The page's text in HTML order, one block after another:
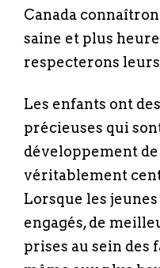
Canada
saine et plus
respecterons
Les enfants ont
précieuses qui
développement
véritablement
Lorsque les
engagés, de
prises au sein des